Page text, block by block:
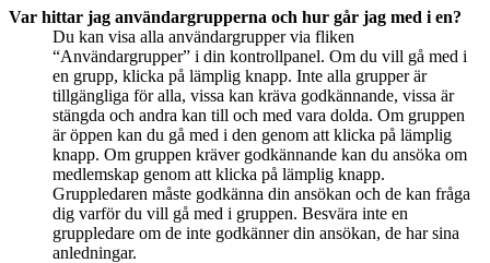
Var hittar jag användargrupperna och hur går jag med i en?
Du kan visa alla användargrupper via fliken
“Användargrupper” i din kontrollpanel. Om du vill gå med i
en grupp, klicka på lämplig knapp. Inte alla grupper är
tillgängliga för alla, vissa kan kräva godkännande, vissa är
stängda och andra kan till och med vara dolda. Om gruppen
är öppen kan du gå med i den genom att klicka på lämplig
knapp. Om gruppen kräver godkännande kan du ansöka om
medlemskap genom att klicka på lämplig knapp.
Gruppledaren måste godkänna din ansökan och de kan fråga
dig varför du vill gå med i gruppen. Besvära inte en
gruppledare om de inte godkänner din ansökan, de har sina
anledningar.